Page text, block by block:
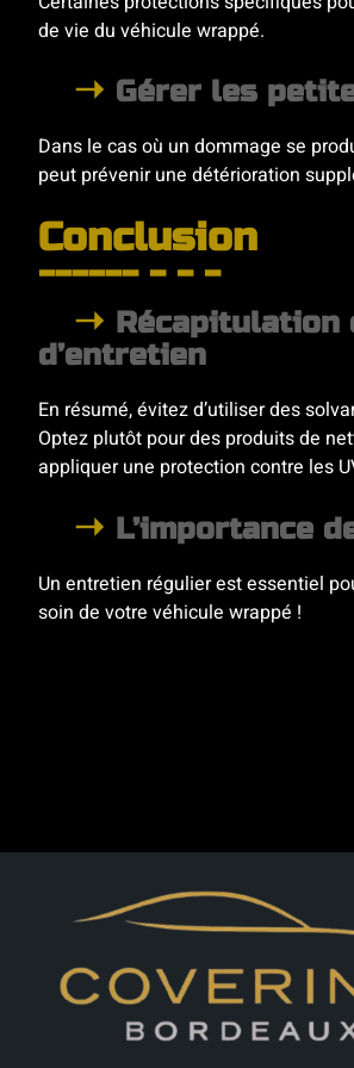
de vie du véhicule wrappé.
Gérer les
Dans le cas où un dommage se
peut prévenir une détérioration
Conclusion
Récapitulation
d’entretien
En résumé, évitez d’utiliser des
Optez plutôt pour des produits de
appliquer une protection contre les
L’importance
Un entretien régulier est essentiel
soin de votre véhicule wrappé !